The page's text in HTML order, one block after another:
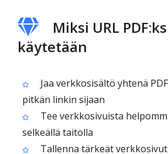
Miksi URL
käytetään
Jaa verkkosisältö yhtenä
pitkän linkin sijaan
Tee verkkosivuista
selkeällä taitolla
Tallenna tärkeät